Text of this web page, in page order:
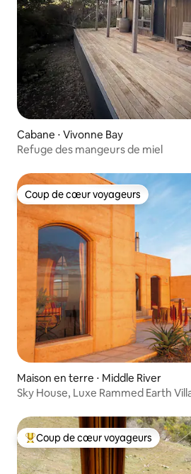
Cabane ⋅ Vivonne Bay
Refuge des mangeurs de miel
Coup de cœur voyageurs
Coup de cœur voyageurs
Maison en terre ⋅ Middle River
Sky House, Luxe Rammed Earth
Coups de cœur voyageurs les plus
Coup de cœur voyageurs